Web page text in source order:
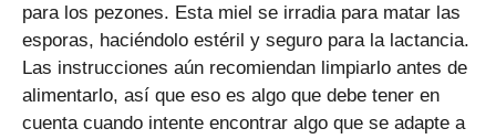
para los pezones. Esta miel se irradia para matar las
esporas, haciéndolo estéril y seguro para la lactancia.
Las instrucciones aún recomiendan limpiarlo antes de
alimentarlo, así que eso es algo que debe tener en
cuenta cuando intente encontrar algo que se adapte a